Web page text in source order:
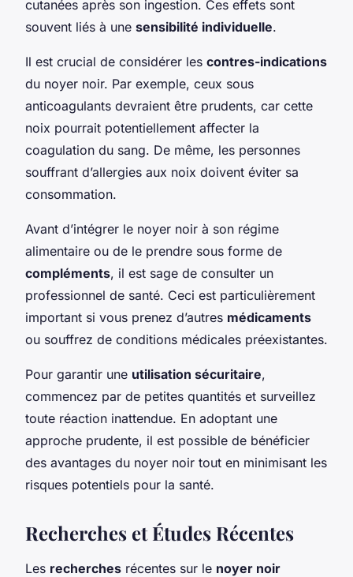
cutanées après son ingestion. Ces effets sont
souvent liés à une sensibilité individuelle.
Il est crucial de considérer les contres-indications
du noyer noir. Par exemple, ceux sous
anticoagulants devraient être prudents, car cette
noix pourrait potentiellement affecter la
coagulation du sang. De même, les personnes
souffrant d’allergies aux noix doivent éviter sa
consommation.
Avant d’intégrer le noyer noir à son régime
alimentaire ou de le prendre sous forme de
compléments, il est sage de consulter un
professionnel de santé. Ceci est particulièrement
important si vous prenez d’autres médicaments
ou souffrez de conditions médicales préexistantes.
Pour garantir une utilisation sécuritaire,
commencez par de petites quantités et surveillez
toute réaction inattendue. En adoptant une
approche prudente, il est possible de bénéficier
des avantages du noyer noir tout en minimisant les
risques potentiels pour la santé.
Recherches et Études Récentes
Les recherches récentes sur le noyer noir